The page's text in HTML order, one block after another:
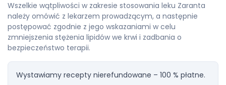
Wszelkie wątpliwości w zakresie stosowania leku Zaranta
należy omówić z lekarzem prowadzącym, a następnie
postępować zgodnie z jego wskazaniami w celu
zmniejszenia stężenia lipidów we krwi i zadbania o
bezpieczeństwo terapii.
Wystawiamy recepty nierefundowane – 100 % płatne.